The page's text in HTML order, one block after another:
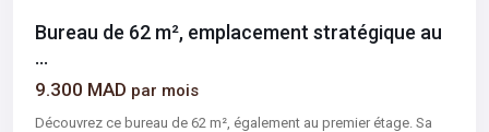
Bureau de 62 m², emplacement stratégique au
...
9.300 MAD par mois
Découvrez ce bureau de 62 m², également au premier étage. Sa